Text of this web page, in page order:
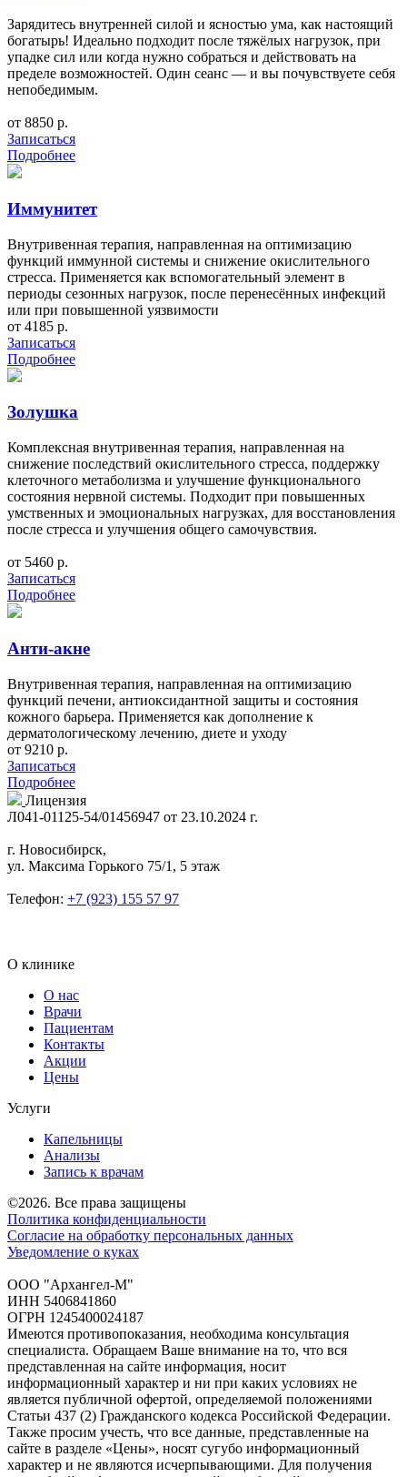
Зарядитесь внутренней силой и ясностью ума, как настоящий
богатырь! Идеально подходит после тяжёлых нагрузок, при
упадке сил или когда нужно собраться и действовать на
пределе возможностей. Один сеанс — и вы почувствуете себя
непобедимым.
от 8850 р.
Записаться
Подробнее
Иммунитет
Внутривенная терапия, направленная на оптимизацию
функций иммунной системы и снижение окислительного
стресса. Применяется как вспомогательный элемент в
периоды сезонных нагрузок, после перенесённых инфекций
или при повышенной уязвимости
от 4185 р.
Записаться
Подробнее
Золушка
Комплексная внутривенная терапия, направленная на
снижение последствий окислительного стресса, поддержку
клеточного метаболизма и улучшение функционального
состояния нервной системы. Подходит при повышенных
умственных и эмоциональных нагрузках, для восстановления
после стресса и улучшения общего самочувствия.
от 5460 р.
Записаться
Подробнее
Анти-акне
Внутривенная терапия, направленная на оптимизацию
функций печени, антиоксидантной защиты и состояния
кожного барьера. Применяется как дополнение к
дерматологическому лечению, диете и уходу
от 9210 р.
Записаться
Подробнее
Лицензия
Л041-01125-54/01456947 от 23.10.2024 г.
г. Новосибирск,
ул. Максима Горького 75/1, 5 этаж
Телефон: +7 (923) 155 57 97
О клинике
О нас
Врачи
Пациентам
Контакты
Акции
Цены
Услуги
Капельницы
Анализы
Запись к врачам
©2026. Все права защищены
Политика конфиденциальности
Согласие на обработку персональных данных
Уведомление о куках
ООО "Архангел-М"
ИНН 5406841860
ОГРН 1245400024187
Имеются противопоказания, необходима консультация
специалиста. Обращаем Ваше внимание на то, что вся
представленная на сайте информация, носит
информационный характер и ни при каких условиях не
является публичной офертой, определяемой положениями
Статьи 437 (2) Гражданского кодекса Российской Федерации.
Также просим учесть, что все данные, представленные на
сайте в разделе «Цены», носят сугубо информационный
характер и не являются исчерпывающими. Для получения